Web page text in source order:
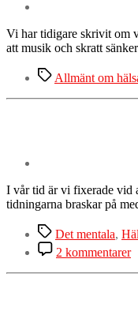
10
att
bli
av
Vi har tidigare skrivit om
att musik och skratt
Etiketter
Allmänt om
I vår tid är vi fixerade vid
tidningarna braskar på
Etiketter
Det mentala,
2 kommentarertill